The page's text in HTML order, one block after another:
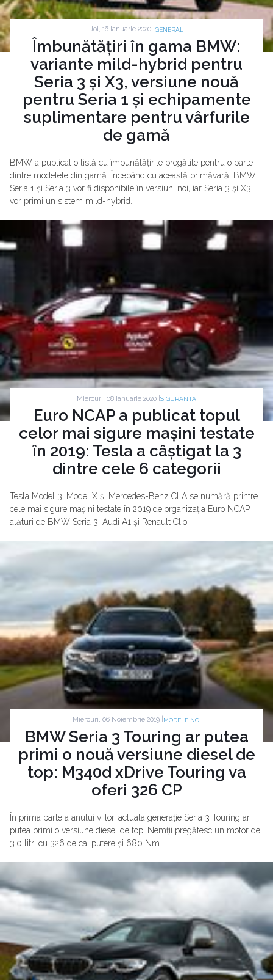
Joi, 16 Ianuarie 2020 | GENERAL
Îmbunătățiri în gama BMW:
variante mild-hybrid pentru
Seria 3 și X3, versiune nouă
pentru Seria 1 și echipamente
suplimentare pentru vârfurile
de gamă
BMW a publicat o listă cu îmbunătățirile pregătite pentru o parte
dintre modelele din gamă. Începând cu această primăvară, BMW
Seria 1 și Seria 3 vor fi disponibile în versiuni noi, iar Seria 3 și X3
vor primi un sistem mild-hybrid.
Miercuri, 08 Ianuarie 2020 | SIGURANTA
Euro NCAP a publicat topul
celor mai sigure mașini testate
în 2019: Tesla a câștigat la 3
dintre cele 6 categorii
Tesla Model 3, Model X și Mercedes-Benz CLA se numără printre
cele mai sigure mașini testate în 2019 de organizația Euro NCAP,
alături de BMW Seria 3, Audi A1 și Renault Clio.
Miercuri, 06 Noiembrie 2019 | MODELE NOI
BMW Seria 3 Touring ar putea
primi o nouă versiune diesel de
top: M340d xDrive Touring va
oferi 326 CP
În prima parte a anului viitor, actuala generație Seria 3 Touring ar
putea primi o versiune diesel de top. Nemții pregătesc un motor de
3.0 litri cu 326 de cai putere și 680 Nm.